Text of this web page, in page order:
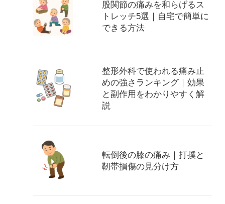
股関節の痛みを和らげるス
トレッチ5選｜自宅で簡単に
できる方法
整形外科で使われる痛み止
めの強さランキング｜効果
と副作用をわかりやすく解
説
転倒後の膝の痛み｜打撲と
靭帯損傷の見分け方